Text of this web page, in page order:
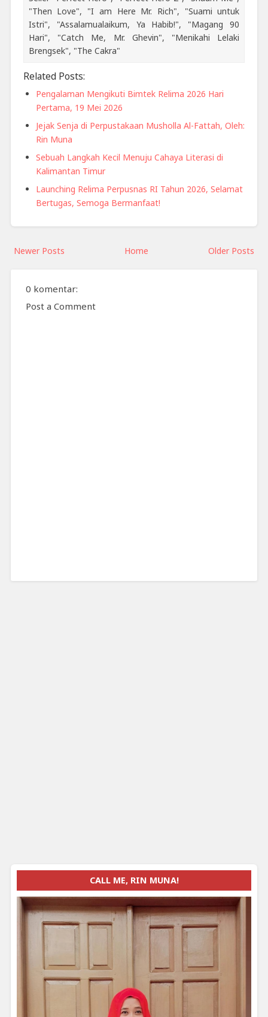
"Then Love", "I am Here Mr. Rich", "Suami untuk
Istri", "Assalamualaikum, Ya Habib!", "Magang 90
Hari", "Catch Me, Mr. Ghevin", "Menikahi Lelaki
Brengsek", "The Cakra"
Related Posts:
Pengalaman Mengikuti Bimtek Relima 2026 Hari
Pertama, 19 Mei 2026
Jejak Senja di Perpustakaan Musholla Al-Fattah, Oleh:
Rin Muna
Sebuah Langkah Kecil Menuju Cahaya Literasi di
Kalimantan Timur
Launching Relima Perpusnas RI Tahun 2026, Selamat
Bertugas, Semoga Bermanfaat!
Newer Posts Older Posts
Home
0 komentar:
Post a Comment
CALL ME, RIN MUNA!